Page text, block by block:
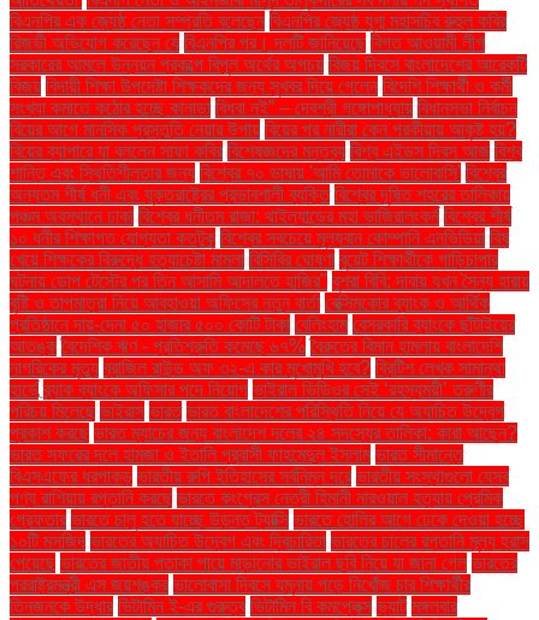
বিএনপির এক জ্যেষ্ঠ নেতা সম্প্রতি বলেছেন বিএনপির জ্যেষ্ঠ যুগ্ম মহাসচিব রুহুল কবির
রিজভী অভিযোগ করেছেন যে বিএনপির পর। দলটি জানিয়েছে বিগত আওয়ামী লীগ
সরকারের আমলে উন্নয়ন প্রকল্পে বিপুল অর্থের অপচয় বিজয় দিবসে বাংলাদেশের আরেকটি
বিজয় বিদায়ী শিক্ষা উপদেষ্টা শিক্ষকদের জন্য সুখবর দিয়ে গেলেন বিদেশি শিক্ষার্থী ও কর্মী
সংখ্যা কমাতে কঠোর হচ্ছে কানাডা বিধবা নই” – দেবশ্রী গঙ্গোপাধ্যায় বিধানসভা নির্বাচন
বিয়ের আগে মানসিক প্রস্তুতি নেয়ার উপায় বিয়ের পর নারীরা কেন পরকীয়ায় আকৃষ্ট হয়?
বিয়ের ব্যাপারে যা বললেন সাফা কবির বিশেষজ্ঞদের মন্তব্য বিশ্ব এইডস দিবস আজ বিশ্ব
শান্তি এবং স্থিতিশীলতার জন্য বিশ্বের ৭০ ভাষায় 'আমি তোমাকে ভালোবাসি' বিশ্বের
অন্যতম শীর্ষ ধনী এবং যুক্তরাষ্ট্রের প্রভাবশালী ব্যক্তি বিশ্বের দূষিত শহরের তালিকায়
পঞ্চম অবস্থানে ঢাকা বিশ্বের ধনীতম রাজা: থাইল্যান্ডের মহা ভাজিরালংকর্ন বিশ্বের শীর্ষ
১০ ধনীর শিক্ষাগত যোগ্যতা কতটুকু বিশ্বের সবচেয়ে মূল্যবান কোম্পানি এনভিডিয়া বিষ
খেয়ে শিক্ষকের বিরুদ্ধে হত্যাচেষ্টা মামলা বিসিবির ঘোষণা বুয়েট শিক্ষার্থীকে গাড়িচাপার
ঘটনায় ডোপ টেস্টের পর তিন আসামি আদালতে হাজির" বুশরা বিবি: দাবায় যখন সৈন্য হারায়
বৃষ্টি ও তাপমাত্রা নিয়ে আবহাওয়া অফিসের নতুন বার্তা বেক্সিমকোর ব্যাংক ও আর্থিক
প্রতিষ্ঠানে দায়-দেনা ৫০ হাজার ৫০০ কোটি টাকা বেলিংহাম বেসরকারি ব্যাংকে ছাঁটাইয়ের
আতঙ্ক বৈদেশিক ঋণ - প্রতিশ্রুতি কমেছে ৬৭% বৈরুতের বিমান হামলায় বাংলাদেশি
নাগরিকের মৃত্যু ব্রাজিল রাউন্ড অফ ৩২-এ কার মুখোমুখি হবে? ব্রিটিশ লেখক সামান্থা
হার্ভে ব্র্যাক ব্যাংকে অফিসার পদে নিয়োগ ভাইরাল ভিডিওর সেই ‘রহস্যময়ী’ তরুণীর
পরিচয় মিলেছে ভাইরাস ভারত ভারত বাংলাদেশের পরিস্থিতি নিয়ে যে অযাচিত উদ্বেগ
প্রকাশ করছে ভারত ম্যাচের জন্য বাংলাদেশ দলের ২৪ সদস্যের তালিকা: কারা আছেন?
ভারত সফরের দলে হামজা ও ইতালি প্রবাসী ফাহমেদুল ইসলাম ভারত সীমান্তে
বিএসএফের ধরপাকড় ভারতীয় রুপি ইতিহাসের সর্বনিম্ন দরে ভারতীয় সংস্থাগুলো যেসব
পণ্য রাশিয়ায় রপ্তানি করছে ভারতে কংগ্রেস নেত্রী হিমানী নারওয়াল হত্যায় প্রেমিক
গ্রেফতার ভারতে চালু হতে যাচ্ছে উড়ন্ত ট্যাক্সি ভারতে হোলির আগে ঢেকে দেওয়া হচ্ছে
১০টি মসজিদ ভারতের অযাচিত উদ্বেগ এবং দ্বিচারিতা ভারতের চালের রপ্তানি মূল্য হ্রাস
পেয়েছে ভারতের জাতীয় পতাকা পায়ে মাড়ানোর ভাইরাল ছবি নিয়ে যা জানা গেল ভারতের
পররাষ্ট্রমন্ত্রী এস জয়শঙ্কর ভালোবাসা দিবসে যমুনায় পড়ে নিখোঁজ চার শিক্ষার্থীর
তিনজনকে উদ্ধার ভিটামিন ই-এর গুরুত্ব ভিটামিন বি কমপ্লেক্স ভ্যাট মঙ্গলবার